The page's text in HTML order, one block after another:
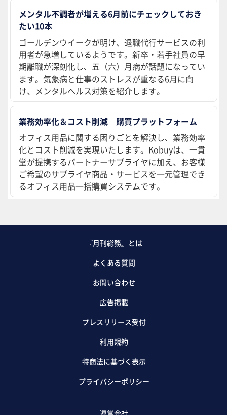
メンタル不調者が増える6月前にチェックしておき
たい10本
ゴールデンウイークが明け、退職代行サービスの利
用者が急増しているようです。新卒・若手社員の早
期離職が深刻化し、五（六）月病が話題になってい
ます。気象病と仕事のストレスが重なる6月に向
け、メンタルヘルス対策を紹介します。
業務効率化＆コスト削減 購買プラットフォーム
オフィス用品に関する困りごとを解決し、業務効率
化とコスト削減を実現いたします。Kobuyは、一貫
堂が提携するパートナーサプライヤに加え、お客様
ご希望のサプライヤ商品・サービスを一元管理でき
るオフィス用品一括購買システムです。
『月刊総務』とは
よくある質問
お問い合わせ
広告掲載
プレスリリース受付
利用規約
特商法に基づく表示
プライバシーポリシー